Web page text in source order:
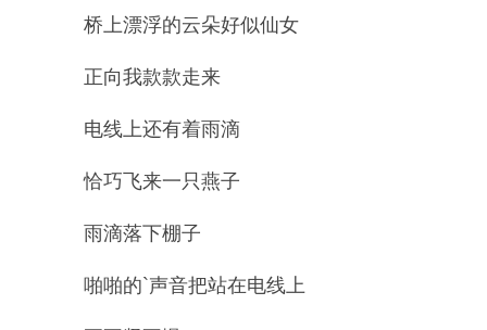
桥上漂浮的云朵好似仙女
正向我款款走来
电线上还有着雨滴
恰巧飞来一只燕子
雨滴落下棚子
啪啪的`声音把站在电线上